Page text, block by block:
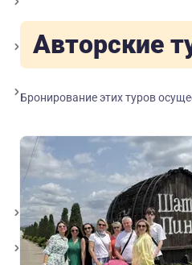
Авторские
Бронирование этих туров